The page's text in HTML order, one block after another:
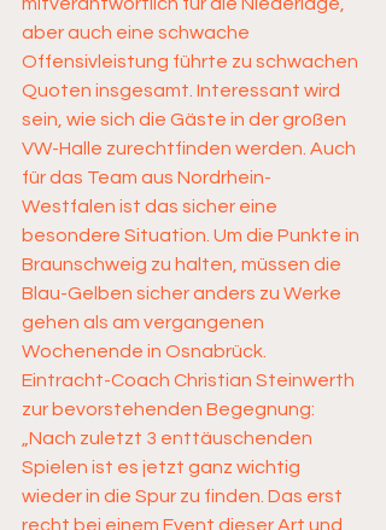
aber auch eine schwache
Offensivleistung führte zu schwachen
Quoten insgesamt. Interessant wird
sein, wie sich die Gäste in der großen
VW-Halle zurechtfinden werden. Auch
für das Team aus Nordrhein-
Westfalen ist das sicher eine
besondere Situation. Um die Punkte in
Braunschweig zu halten, müssen die
Blau-Gelben sicher anders zu Werke
gehen als am vergangenen
Wochenende in Osnabrück.
Eintracht-Coach Christian Steinwerth
zur bevorstehenden Begegnung:
„Nach zuletzt 3 enttäuschenden
Spielen ist es jetzt ganz wichtig
wieder in die Spur zu finden. Das erst
recht bei einem Event dieser Art und